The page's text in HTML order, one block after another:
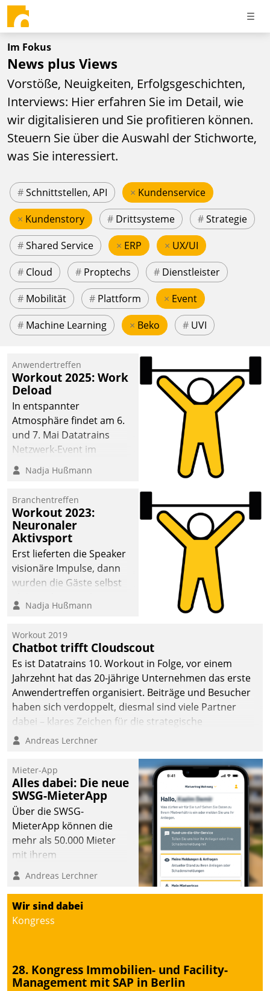
Im Fokus
News plus Views
Vorstöße, Neuigkeiten, Erfolgsgeschichten,
Interviews: Hier erfahren Sie im Detail, wie
wir digitalisieren und Sie profitieren können.
Steuern Sie über die Auswahl der Stichworte,
was Sie interessiert.
#Schnittstellen, API × Kundenservice
× Kundenstory # Drittsysteme #Strategie
#Shared Service × ERP × UX/UI
# Cloud # Proptechs # Dienstleister
# Mobilität # Plattform × Event
# Machine Learning × Beko # UVI
Anwendertreffen
Workout 2025: Work
Deload
In entspannter
Atmosphäre findet am 6.
und 7. Mai Datatrains
Netzwerk-Event im
Kunden- und Partnerkreis
statt. Zentrale Frage: Wie
Mammutprojekte
meistern und Workloads
wuppen – bei zunehmend
anspruchsvollen
Aufgaben und
abnehmendem
Nadja Hußmann
Branchentreffen
Workout 2023:
Neuronaler
Aktivsport
Erst lieferten die Speaker
visionäre Impulse, dann
wurden die Gäste selbst
methodisch
Quartier. Dazwischen
zeigte Datatrain, was es
Neues zu bieten hat.
Nadja Hußmann
Workout 2019
Chatbot trifft Cloudscout
Es ist Datatrains 10. Workout in Folge, vor einem
Jahrzehnt hat das 20-jährige Unternehmen das erste
Anwendertreffen organisiert. Beiträge und Besucher
haben sich verdoppelt, diesmal sind viele Partner
dabei – klares Zeichen für die strategische
Fokussierung auf den Kunden.
Andreas Lerchner
Mieter-App
Alles dabei: Die neue
SWSG-MieterApp
Über die SWSG-
MieterApp können die
mehr als 50.000 Mieter
mit ihrem
Wohnungsunternehmen
kommunizieren, auf dem
Laufenden bleiben, Daten
einsehen und ändern
oder
Uhr.
Andreas Lerchner
Wir sind dabei
Kongress
28. Kongress Immobilien- und Facility-
Management mit SAP in Berlin